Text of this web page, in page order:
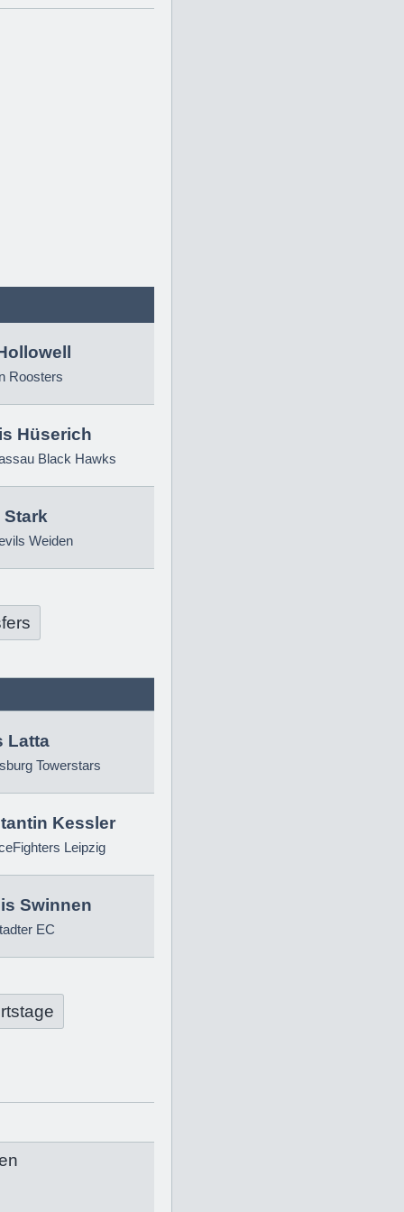
Roosters
Hüserich
Black Hawks
Stark
Weiden
Latta
Towerstars
Kessler
Leipzig
Swinnen
EC